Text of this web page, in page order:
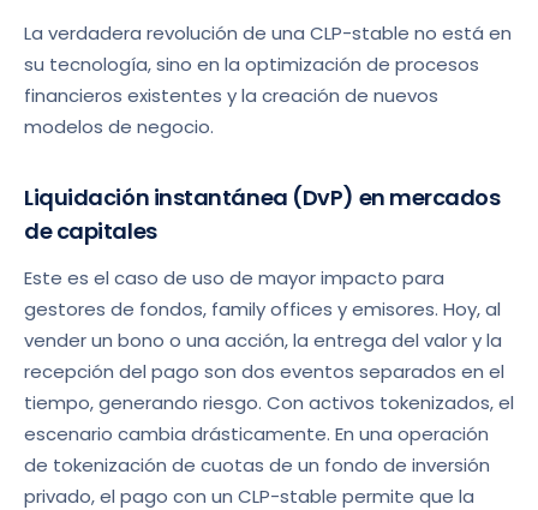
La verdadera revolución de una CLP-stable no está en
su tecnología, sino en la optimización de procesos
financieros existentes y la creación de nuevos
modelos de negocio.
Liquidación instantánea (DvP) en mercados
de capitales
Este es el caso de uso de mayor impacto para
gestores de fondos, family offices y emisores. Hoy, al
vender un bono o una acción, la entrega del valor y la
recepción del pago son dos eventos separados en el
tiempo, generando riesgo. Con activos tokenizados, el
escenario cambia drásticamente. En una operación
de tokenización de cuotas de un fondo de inversión
privado, el pago con un CLP-stable permite que la